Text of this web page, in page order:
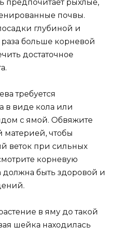
предпочитает рыхлые,
почвы.
глубиной и
больше корневой
достаточное
требуется
в виде кола или
с ямой. Обвяжите
материей, чтобы
веток при сильных
корневую
должна быть здоровой и
в яму до такой
шейка находилась